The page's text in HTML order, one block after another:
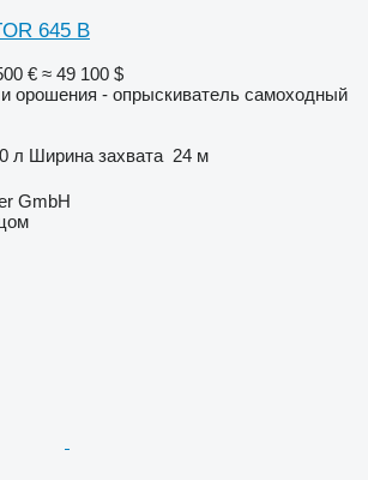
645 B
€ ≈ 49 100 $
орошения - опрыскиватель самоходный
л Ширина захвата 24 м
GmbH